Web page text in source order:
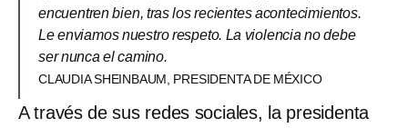
encuentren bien, tras los recientes acontecimientos.
Le enviamos nuestro respeto. La violencia no debe
ser nunca el camino.
CLAUDIA SHEINBAUM, PRESIDENTA DE MÉXICO
A través de sus redes sociales, la presidenta